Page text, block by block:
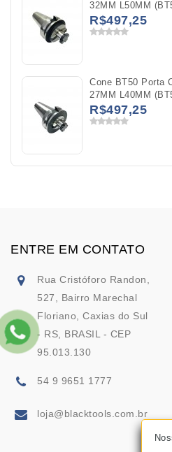
32MM L50MM
FMB32-50)
R$497,25
Cone BT50 Porta
27MM L40MM
FMB27-40)
R$497,25
ENTRE EM CONTATO
Rua Cristóforo Randon,
527, Bairro Marechal
Floriano, Caxias do Sul
- RS, BRASIL - CEP
95.013.130
54 9 9651 1777
loja@blacktools.com.br